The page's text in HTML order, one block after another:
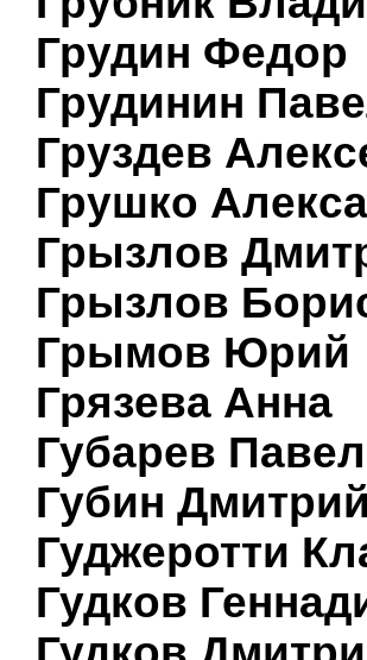
Грудин Федор
Грудинин
Груздев
Грушко
Грызлов
Грызлов
Грымов Юрий
Грязева Анна
Губарев Павел
Губин Дмитрий
Гуджеротти
Гудков